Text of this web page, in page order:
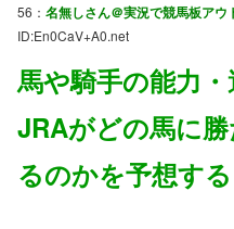
56： 名無しさん＠実況で競馬板アウ
ID:En0CaV+A0.net
馬や騎手の能力
JRAがどの馬に
るのかを予想する